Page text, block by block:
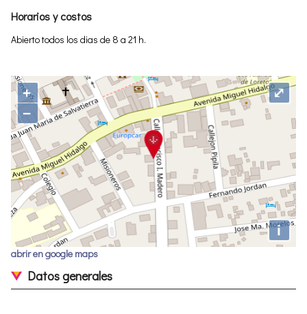
Horarios y costos
Abierto todos los dias de 8 a 21 h.
+
−
i
⤢
abrir en google maps
Datos generales